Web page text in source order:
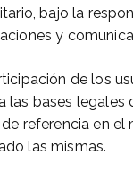
bajo la
y
de los
las bases legales
referencia en
las mismas.